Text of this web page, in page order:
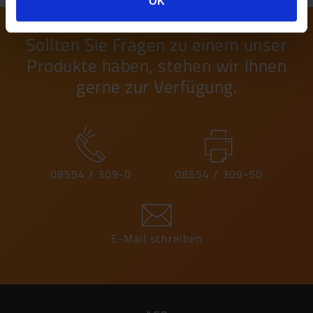
Sollten Sie Fragen zu einem unser
Produkte haben, stehen wir Ihnen
gerne zur Verfügung.
08554 / 309-0 08554 / 309-50
E-Mail schreiben